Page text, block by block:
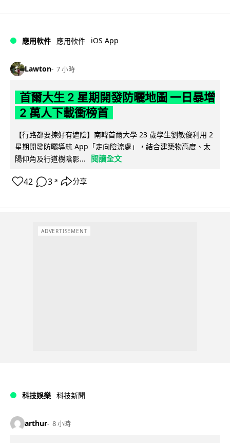
應用軟件 應用軟件 iOS App
Lawton 7 小時
首爾大生 2 星期開發防曬地圖 一日暴增
2 萬人下載衝榜首
【行路都要揀好有遮陰】南韓首爾大學 23 歲學生劉敏俊利用 2
星期開發防曬導航 App「走向陰涼處」，結合建築物高度、太
陽仰角及行道樹陰影...
閱讀全文
42 3 ↗ 分享
ADVERTISEMENT
科技娛樂 科技新聞
arthur 8 小時